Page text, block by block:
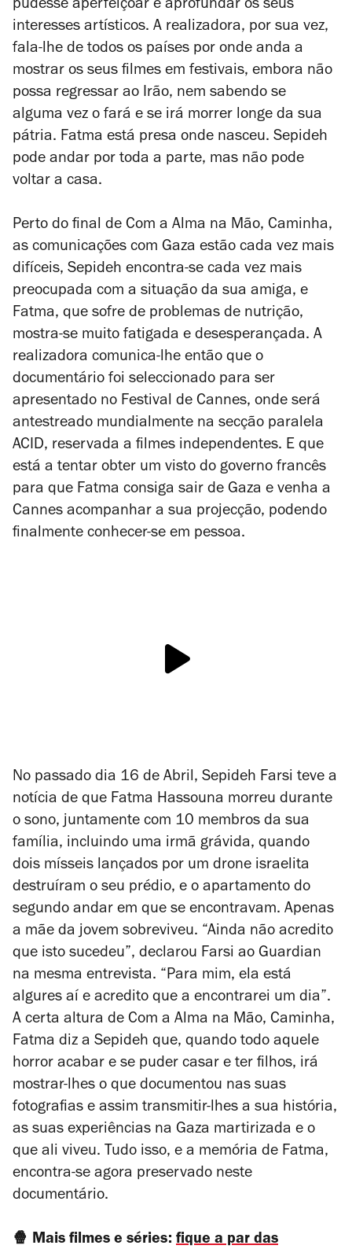
pudesse aperfeiçoar e aprofundar os seus
interesses artísticos. A realizadora, por sua vez,
fala-lhe de todos os países por onde anda a
mostrar os seus filmes em festivais, embora não
possa regressar ao Irão, nem sabendo se
alguma vez o fará e se irá morrer longe da sua
pátria. Fatma está presa onde nasceu. Sepideh
pode andar por toda a parte, mas não pode
voltar a casa.
Perto do final de Com a Alma na Mão, Caminha,
as comunicações com Gaza estão cada vez mais
difíceis, Sepideh encontra-se cada vez mais
preocupada com a situação da sua amiga, e
Fatma, que sofre de problemas de nutrição,
mostra-se muito fatigada e desesperançada. A
realizadora comunica-lhe então que o
documentário foi seleccionado para ser
apresentado no Festival de Cannes, onde será
antestreado mundialmente na secção paralela
ACID, reservada a filmes independentes. E que
está a tentar obter um visto do governo francês
para que Fatma consiga sair de Gaza e venha a
Cannes acompanhar a sua projecção, podendo
finalmente conhecer-se em pessoa.
No passado dia 16 de Abril, Sepideh Farsi teve a
notícia de que Fatma Hassouna morreu durante
o sono, juntamente com 10 membros da sua
família, incluindo uma irmã grávida, quando
dois mísseis lançados por um drone israelita
destruíram o seu prédio, e o apartamento do
segundo andar em que se encontravam. Apenas
a mãe da jovem sobreviveu. “Ainda não acredito
que isto sucedeu”, declarou Farsi ao Guardian
na mesma entrevista. “Para mim, ela está
algures aí e acredito que a encontrarei um dia”.
A certa altura de Com a Alma na Mão, Caminha,
Fatma diz a Sepideh que, quando todo aquele
horror acabar e se puder casar e ter filhos, irá
mostrar-lhes o que documentou nas suas
fotografias e assim transmitir-lhes a sua história,
as suas experiências na Gaza martirizada e o
que ali viveu. Tudo isso, e a memória de Fatma,
encontra-se agora preservado neste
documentário.
🍿 Mais filmes e séries: fique a par das